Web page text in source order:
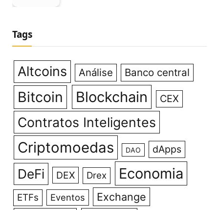
Tags
Altcoins Análise Banco central
Bitcoin Blockchain CEX
Contratos Inteligentes
Criptomoedas DAO dApps
DeFi DEX Drex Economia
ETFs Eventos Exchange